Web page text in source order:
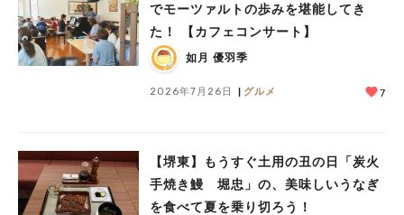
でモーツァルトの歩みを堪能してき
た！ 【カフェコンサート】
如月 優羽季
2026年7月26日 グルメ 7
【堺東】もうすぐ土用の丑の日「炭火
手焼き鰻 堀忠」の、美味しいうなぎ
を食べて夏を乗り切ろう！